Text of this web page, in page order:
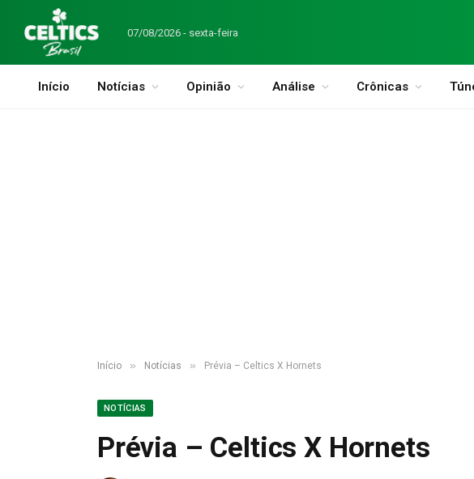
07/08/2026 - sexta-feira
Início Notícias Opinião Análise Crônicas
Início » Notícias » Prévia – Celtics X Hornets
NOTÍCIAS
Prévia – Celtics X Hornets